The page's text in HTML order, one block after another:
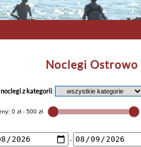
Noclegi Ostrowo
noclegi z kategorii:
-